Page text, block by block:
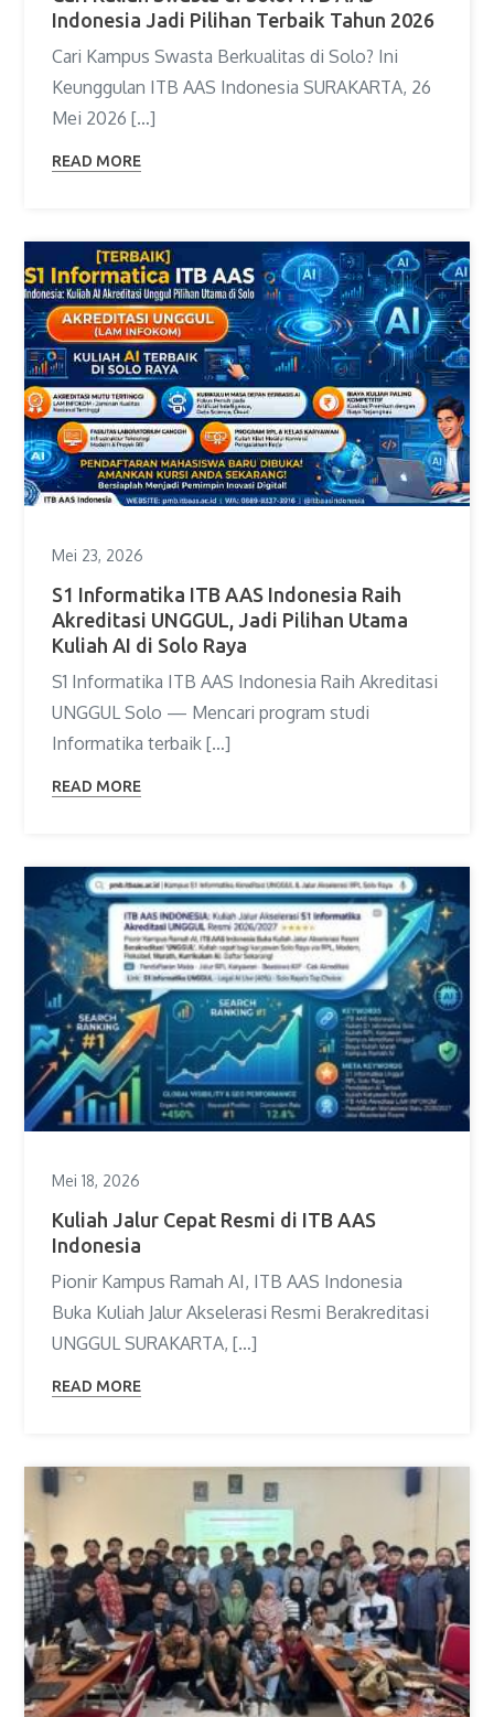
Indonesia Jadi Pilihan Terbaik Tahun 2026
Cari Kampus Swasta Berkualitas di Solo? Ini
Keunggulan ITB AAS Indonesia SURAKARTA, 26
Mei 2026 […]
READ MORE
Mei 23, 2026
S1 Informatika ITB AAS Indonesia Raih
Akreditasi UNGGUL, Jadi Pilihan Utama
Kuliah AI di Solo Raya
S1 Informatika ITB AAS Indonesia Raih Akreditasi
UNGGUL Solo — Mencari program studi
Informatika terbaik […]
READ MORE
Mei 18, 2026
Kuliah Jalur Cepat Resmi di ITB AAS
Indonesia
Pionir Kampus Ramah AI, ITB AAS Indonesia
Buka Kuliah Jalur Akselerasi Resmi Berakreditasi
UNGGUL SURAKARTA, […]
READ MORE